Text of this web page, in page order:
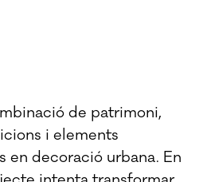
de patrimoni,
i elements
en decoració urbana. En